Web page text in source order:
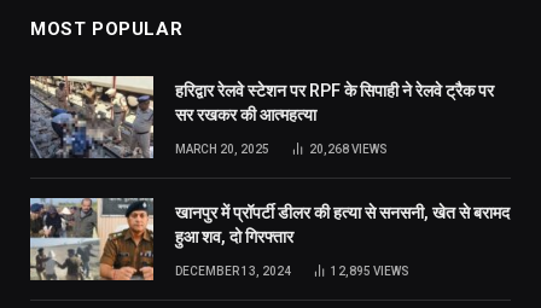
MOST POPULAR
हरिद्वार रेलवे स्टेशन पर RPF के सिपाही ने रेलवे ट्रैक पर
सर रखकर की आत्महत्या
MARCH 20, 2025 20,268VIEWS
खानपुर में प्रॉपर्टी डीलर की हत्या से सनसनी, खेत से बरामद
हुआ शव, दो गिरफ्तार
DECEMBER 13, 2024 12,895 VIEWS